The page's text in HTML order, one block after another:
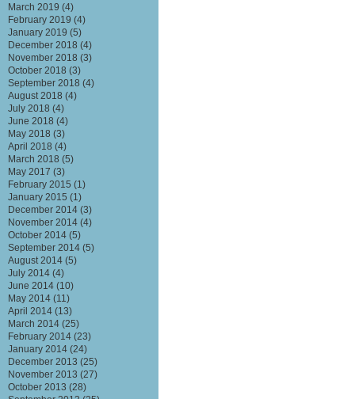
March 2019 (4)
February 2019 (4)
January 2019 (5)
December 2018 (4)
November 2018 (3)
October 2018 (3)
September 2018 (4)
August 2018 (4)
July 2018 (4)
June 2018 (4)
May 2018 (3)
April 2018 (4)
March 2018 (5)
May 2017 (3)
February 2015 (1)
January 2015 (1)
December 2014 (3)
November 2014 (4)
October 2014 (5)
September 2014 (5)
August 2014 (5)
July 2014 (4)
June 2014 (10)
May 2014 (11)
April 2014 (13)
March 2014 (25)
February 2014 (23)
January 2014 (24)
December 2013 (25)
November 2013 (27)
October 2013 (28)